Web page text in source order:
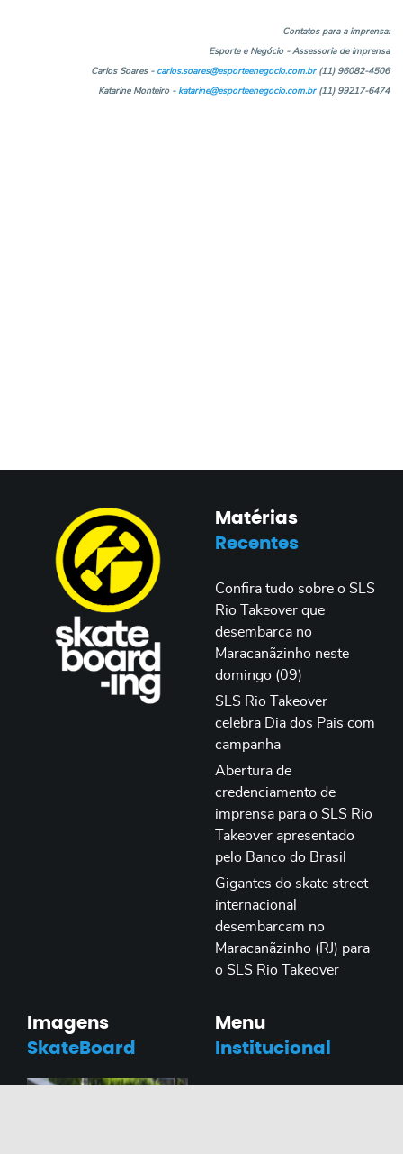
Contatos para a imprensa:
Esporte e Negócio - Assessoria de imprensa
Carlos Soares - carlos.soares@esporteenegocio.com.br(11) 96082-4506
Katarine Monteiro - katarine@esporteenegocio.com.br(11) 99217-6474
Matérias
Recentes
Confira tudo sobre o SLS
Rio Takeover que
desembarca no
Maracanãzinho neste
domingo (09)
SLS Rio Takeover
celebra Dia dos Pais com
campanha
Abertura de
credenciamento de
imprensa para o SLS Rio
Takeover apresentado
pelo Banco do Brasil
Gigantes do skate street
internacional
desembarcam no
Maracanãzinho (RJ) para
o SLS Rio Takeover
Imagens
SkateBoard
Menu
Institucional